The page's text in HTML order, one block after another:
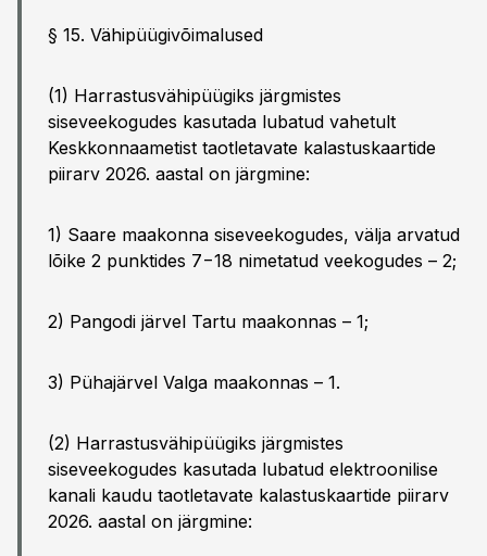
§ 15. Vähipüügivõimalused
(1) Harrastusvähipüügiks järgmistes
siseveekogudes kasutada lubatud vahetult
Keskkonnaametist taotletavate kalastuskaartide
piirarv 2026. aastal on järgmine:
1) Saare maakonna siseveekogudes, välja arvatud
lõike 2 punktides 7−18 nimetatud veekogudes – 2;
2) Pangodi järvel Tartu maakonnas – 1;
3) Pühajärvel Valga maakonnas – 1.
(2) Harrastusvähipüügiks järgmistes
siseveekogudes kasutada lubatud elektroonilise
kanali kaudu taotletavate kalastuskaartide piirarv
2026. aastal on järgmine: